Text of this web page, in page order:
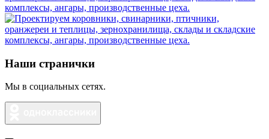
Наши странички
Мы в социальных сетях.